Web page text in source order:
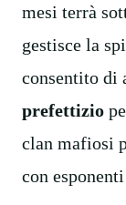
mesi terrà
gestisce la
consentito di
prefettizio
clan mafiosi
con